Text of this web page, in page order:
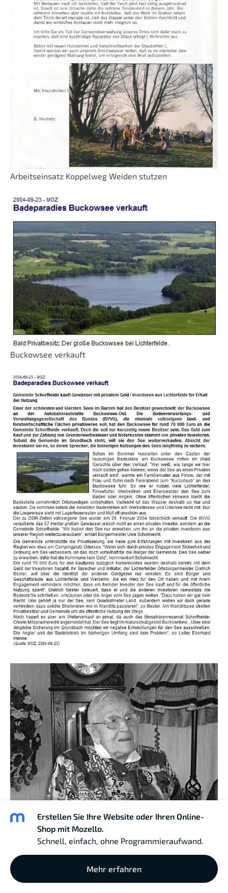
Arbeitseinsatz Koppelweg Weiden stutzen
Buckowsee verkauft
Erstellen Sie Ihre Website oder Ihren Online-
Shop mit Mozello.
Schnell, einfach, ohne Programmieraufwand.
Mehr erfahren